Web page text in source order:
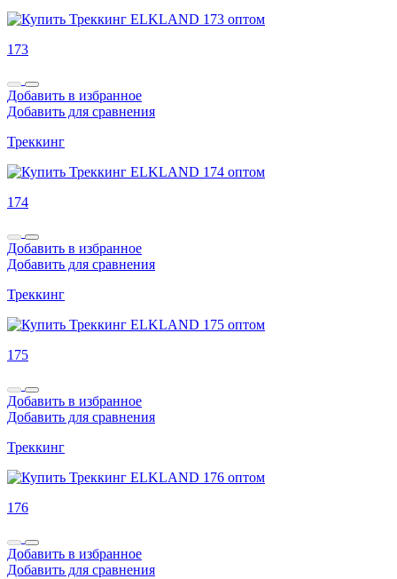
173
Добавить в избранное
Добавить для сравнения
Треккинг
174
Добавить в избранное
Добавить для сравнения
Треккинг
175
Добавить в избранное
Добавить для сравнения
Треккинг
176
Добавить в избранное
Добавить для сравнения